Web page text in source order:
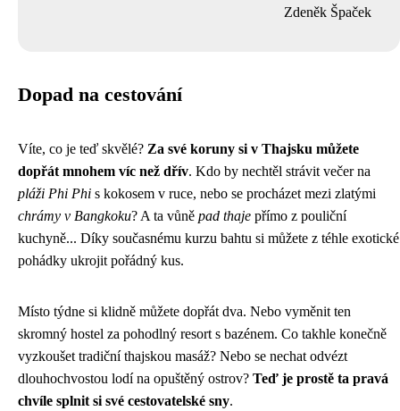
Zdeněk Špaček
Dopad na cestování
Víte, co je teď skvělé? Za své koruny si v Thajsku můžete
dopřát mnohem víc než dřív. Kdo by nechtěl strávit večer na
pláži Phi Phi s kokosem v ruce, nebo se procházet mezi zlatými
chrámy v Bangkoku? A ta vůně pad thaje přímo z pouliční
kuchyně... Díky současnému kurzu bahtu si můžete z téhle exotické
pohádky ukrojit pořádný kus.
Místo týdne si klidně můžete dopřát dva. Nebo vyměnit ten
skromný hostel za pohodlný resort s bazénem. Co takhle konečně
vyzkoušet tradiční thajskou masáž? Nebo se nechat odvézt
dlouhochvostou lodí na opuštěný ostrov? Teď je prostě ta pravá
chvíle splnit si své cestovatelské sny.